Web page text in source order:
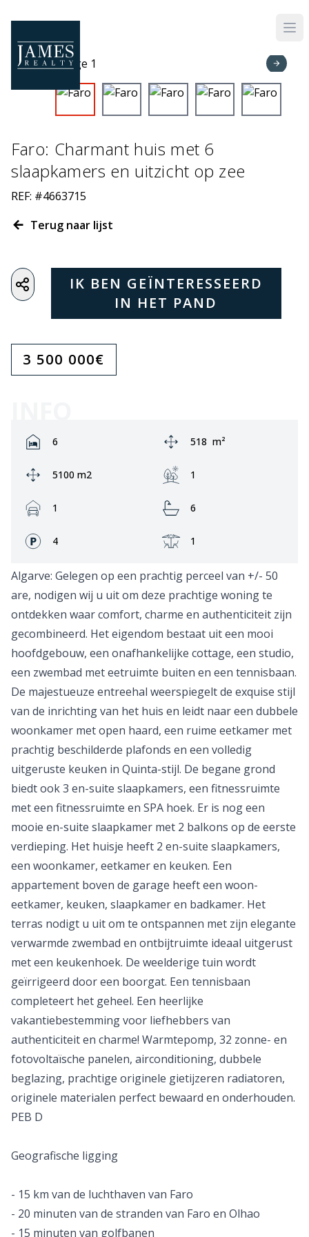
Faro: Charmant huis met 6
slaapkamers en uitzicht op zee
REF: #4663715
Terug naar lijst
IK BEN GEÏNTERESSEERD
IN HET PAND
3 500 000€
Rooms:
6 Area:
518 m²
Ground area:
5100 m2 Garden:
1
Garage:
1 Bathrooms:
6
Fronts:
4 Terrace:
1
Algarve: Gelegen op een prachtig perceel van +/- 50
are, nodigen wij u uit om deze prachtige woning te
ontdekken waar comfort, charme en authenticiteit zijn
gecombineerd. Het eigendom bestaat uit een mooi
hoofdgebouw, een onafhankelijke cottage, een studio,
een zwembad met eetruimte buiten en een tennisbaan.
De majestueuze entreehal weerspiegelt de exquise stijl
van de inrichting van het huis en leidt naar een dubbele
woonkamer met open haard, een ruime eetkamer met
prachtig beschilderde plafonds en een volledig
uitgeruste keuken in Quinta-stijl. De begane grond
biedt ook 3 en-suite slaapkamers, een fitnessruimte
met een fitnessruimte en SPA hoek. Er is nog een
mooie en-suite slaapkamer met 2 balkons op de eerste
verdieping. Het huisje heeft 2 en-suite slaapkamers,
een woonkamer, eetkamer en keuken. Een
appartement boven de garage heeft een woon-
eetkamer, keuken, slaapkamer en badkamer. Het
terras nodigt u uit om te ontspannen met zijn elegante
verwarmde zwembad en ontbijtruimte ideaal uitgerust
met een keukenhoek. De weelderige tuin wordt
geïrrigeerd door een boorgat. Een tennisbaan
completeert het geheel. Een heerlijke
vakantiebestemming voor liefhebbers van
authenticiteit en charme! Warmtepomp, 32 zonne- en
fotovoltaïsche panelen, airconditioning, dubbele
beglazing, prachtige originele gietijzeren radiatoren,
originele materialen perfect bewaard en onderhouden.
PEB D
Geografische ligging
- 15 km van de luchthaven van Faro
- 20 minuten van de stranden van Faro en Olhao
- 15 minuten van golfbanen